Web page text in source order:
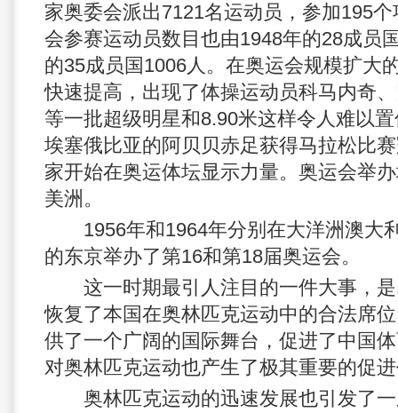
家奥委会派出7121名运动员，参加195
会参赛运动员数目也由1948年的28成员
的35成员国1006人。在奥运会规模扩大
快速提高，出现了体操运动员科马内奇
等一批超级明星和8.90米这样令人难以
埃塞俄比亚的阿贝贝赤足获得马拉松比
家开始在奥运体坛显示力量。奥运会举
美洲。
1956年和1964年分别在大洋洲澳大
的东京举办了第16和第18届奥运会。
这一时期最引人注目的一件大事，是
恢复了本国在奥林匹克运动中的合法席
供了一个广阔的国际舞台，促进了中国
对奥林匹克运动也产生了极其重要的促
奥林匹克运动的迅速发展也引发了一